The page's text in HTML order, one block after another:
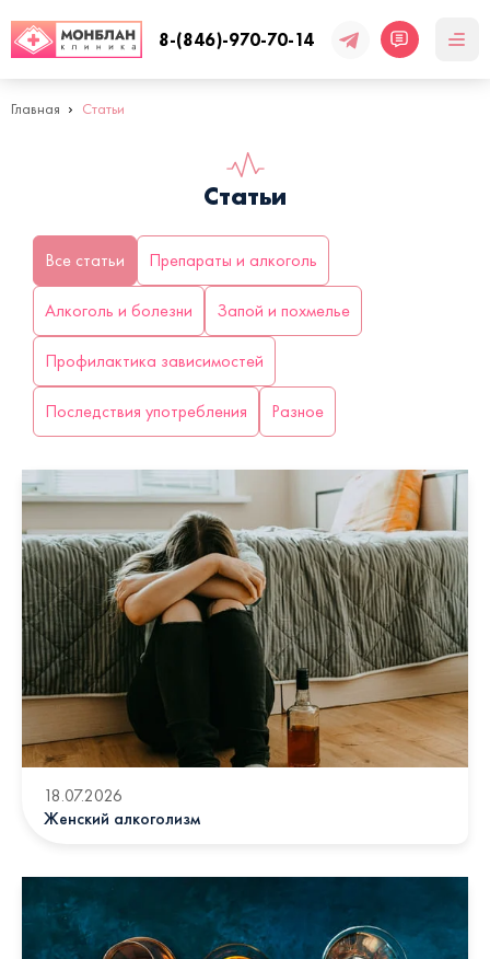
8-(846)-970-70-14
Главная Статьи
Статьи
Все статьи Препараты и алкоголь
Алкоголь и болезни Запой и похмелье
Профилактика зависимостей
Последствия употребления Разное
18.07.2026
Женский алкоголизм